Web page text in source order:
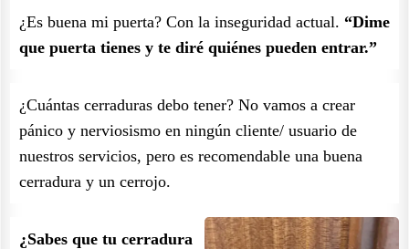
¿Es buena mi puerta? Con la inseguridad actual. “Dime
que puerta tienes y te diré quiénes pueden entrar.”
¿Cuántas cerraduras debo tener? No vamos a crear
pánico y nerviosismo en ningún cliente/ usuario de
nuestros servicios, pero es recomendable una buena
cerradura y un cerrojo.
¿Sabes que tu cerradura